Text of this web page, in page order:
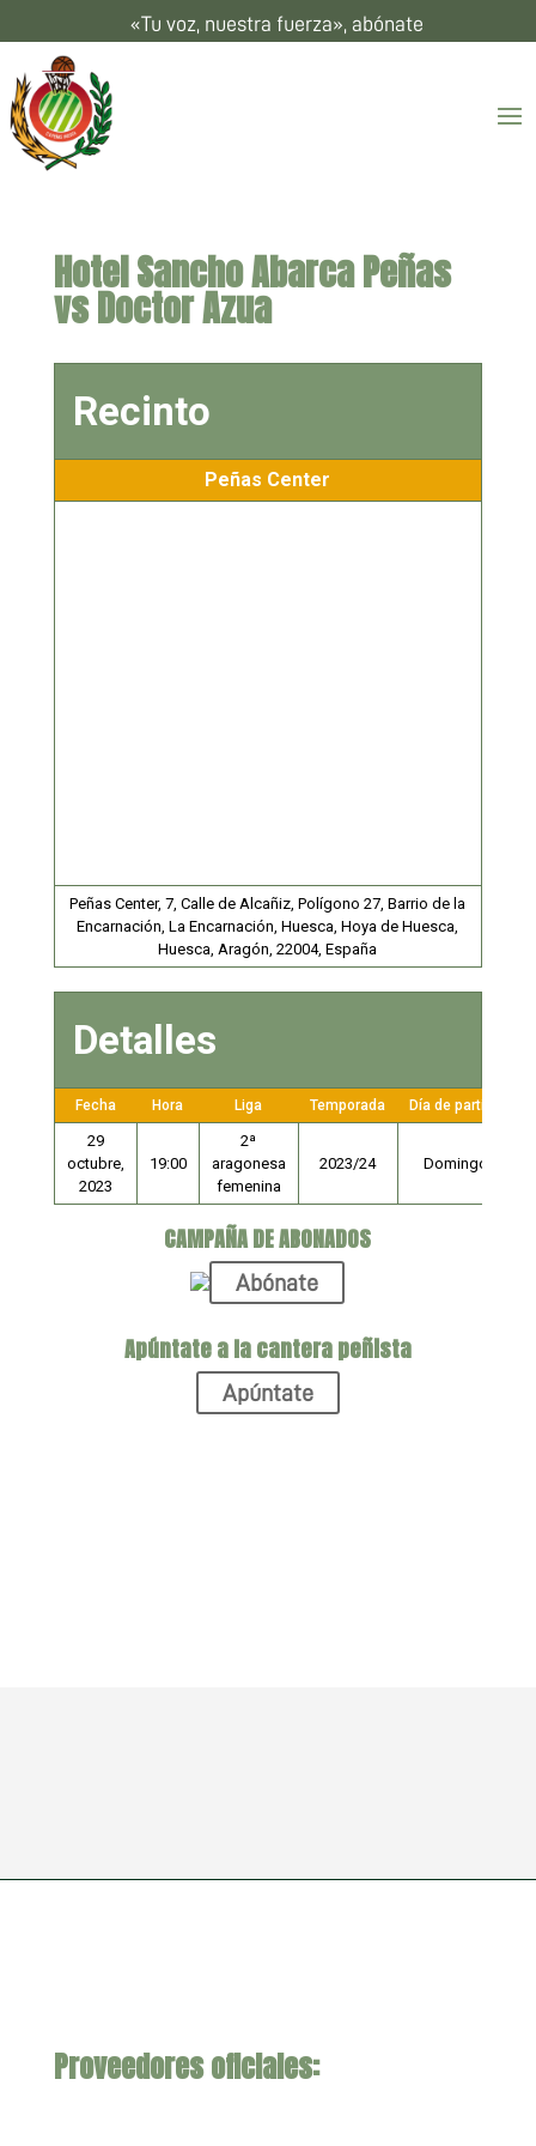
«Tu voz, nuestra fuerza», abónate
Hotel Sancho Abarca Peñas
vs Doctor Azua
Recinto
Peñas Center
Peñas Center, 7, Calle de Alcañiz, Polígono 27, Barrio de la
Encarnación, La Encarnación, Huesca, Hoya de Huesca,
Huesca, Aragón, 22004, España
Detalles
Fecha Hora Liga Temporada Día de partido
29
octubre,
2023
19:00
2ª
aragonesa
femenina
2023/24 Domingo
CAMPAÑA DE ABONADOS
Abónate
Apúntate a la cantera peñista
Apúntate
Proveedores oficiales: